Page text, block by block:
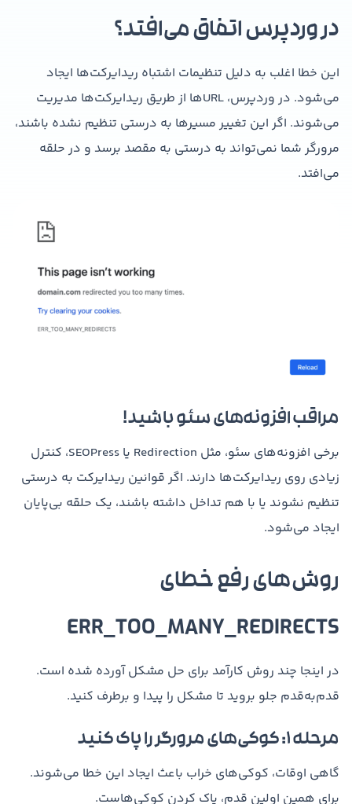
در وردپرس اتفاق می‌افتد؟
این خطا اغلب به دلیل تنظیمات اشتباه ریدایرکت‌ها ایجاد
می‌شود. در وردپرس، URLها از طریق ریدایرکت‌ها مدیریت
می‌شوند. اگر این تغییر مسیرها به درستی تنظیم نشده باشند،
مرورگر شما نمی‌تواند به درستی به مقصد برسد و در حلقه
می‌افتد.
مراقب افزونه‌های سئو باشید!
برخی افزونه‌های سئو، مثل Redirection یا SEOPress، کنترل
زیادی روی ریدایرکت‌ها دارند. اگر قوانین ریدایرکت به درستی
تنظیم نشوند یا با هم تداخل داشته باشند، یک حلقه بی‌پایان
ایجاد می‌شود.
روش‌های رفع خطای
ERR_TOO_MANY_REDIRECTS
در اینجا چند روش کارآمد برای حل مشکل آورده شده است.
قدم‌به‌قدم جلو بروید تا مشکل را پیدا و برطرف کنید.
مرحله ۱: کوکی‌های مرورگر را پاک کنید
گاهی اوقات، کوکی‌های خراب باعث ایجاد این خطا می‌شوند.
برای همین اولین قدم، پاک کردن کوکی‌هاست.